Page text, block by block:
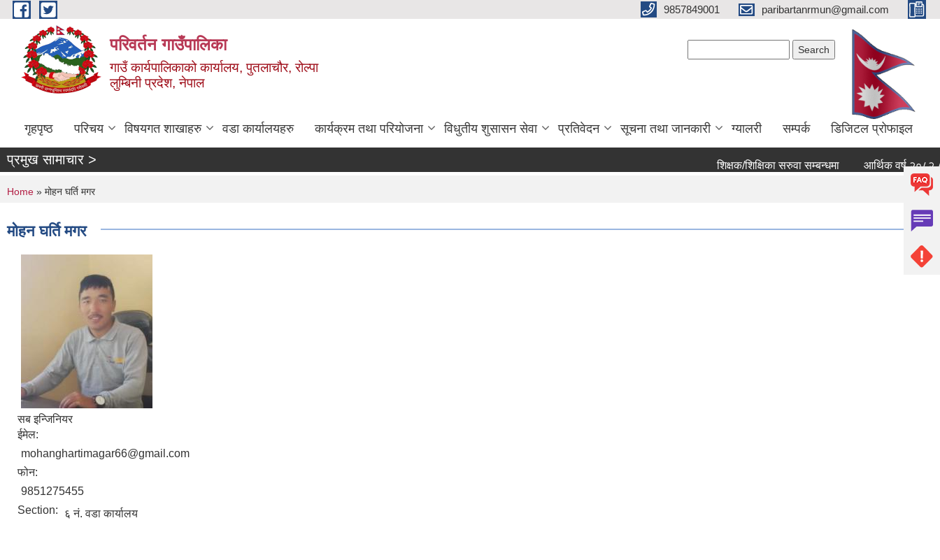
Skip to main content 9857849001 paribartanrmun@gmail.com
परिवर्तन गाउँपालिका
गाउँ कार्यपालिकाको कार्यालय, पुतलाचौर, रोल्पा
लुम्बिनी प्रदेश, नेपाल
गृहपृष्ठ परिचय विषयगत शाखाहरु वडा कार्यालयहरु कार्यक्रम तथा परियोजना विधुतीय शुसासन सेवा प्रतिवेदन सूचना तथा जानकारी ग्यालरी सम्पर्क डिजिटल प्रोफाइल
प्रमुख सामाचार > शिक्षक/शिक्षिका सरुवा सम्बन्धमा आर्थिक वर्ष २०८२ ८३ को
You are here
Home » मोहन घर्ति मगर
मोहन घर्ति मगर
सब इन्जिनियर
ईमेल:
mohanghartimagar66@gmail.com
फोन:
9851275455
Section:
६ नं. वडा कार्यालय